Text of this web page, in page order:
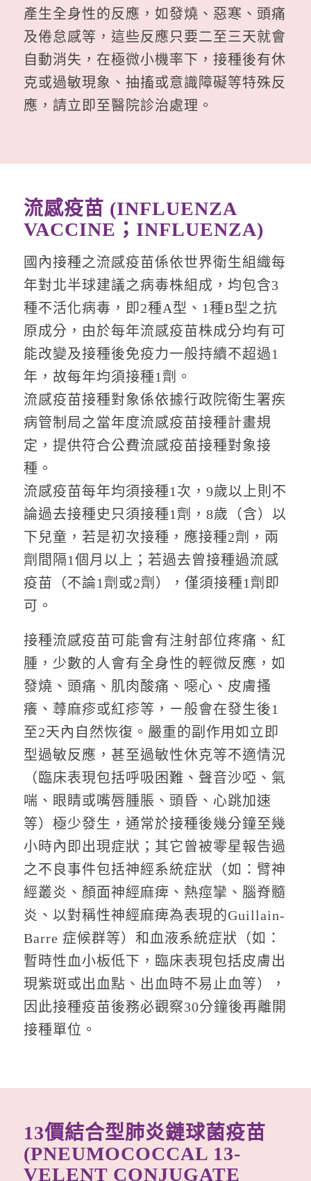
產生全身性的反應，如發燒、惡寒、頭痛
及倦怠感等，這些反應只要二至三天就會
自動消失，在極微小機率下，接種後有休
克或過敏現象、抽搐或意識障礙等特殊反
應，請立即至醫院診治處理。
流感疫苗 (INFLUENZA
VACCINE；INFLUENZA)
國內接種之流感疫苗係依世界衛生組織每
年對北半球建議之病毒株組成，均包含3
種不活化病毒，即2種A型、1種B型之抗
原成分，由於每年流感疫苗株成分均有可
能改變及接種後免疫力一般持續不超過1
年，故每年均須接種1劑。
流感疫苗接種對象係依據行政院衛生署疾
病管制局之當年度流感疫苗接種計畫規
定，提供符合公費流感疫苗接種對象接
種。
流感疫苗每年均須接種1次，9歲以上則不
論過去接種史只須接種1劑，8歲（含）以
下兒童，若是初次接種，應接種2劑，兩
劑間隔1個月以上；若過去曾接種過流感
疫苗（不論1劑或2劑），僅須接種1劑即
可。
接種流感疫苗可能會有注射部位疼痛、紅
腫，少數的人會有全身性的輕微反應，如
發燒、頭痛、肌肉酸痛、噁心、皮膚搔
癢、蕁麻疹或紅疹等，ㄧ般會在發生後1
至2天內自然恢復。嚴重的副作用如立即
型過敏反應，甚至過敏性休克等不適情況
（臨床表現包括呼吸困難、聲音沙啞、氣
喘、眼睛或嘴唇腫脹、頭昏、心跳加速
等）極少發生，通常於接種後幾分鐘至幾
小時內即出現症狀；其它曾被零星報告過
之不良事件包括神經系統症狀（如：臂神
經叢炎、顏面神經麻痺、熱痙攣、腦脊髓
炎、以對稱性神經麻痺為表現的Guillain-
Barre 症候群等）和血液系統症狀（如：
暫時性血小板低下，臨床表現包括皮膚出
現紫斑或出血點、出血時不易止血等），
因此接種疫苗後務必觀察30分鐘後再離開
接種單位。
13價結合型肺炎鏈球菌疫苗
(PNEUMOCOCCAL 13-
VELENT CONJUGATE